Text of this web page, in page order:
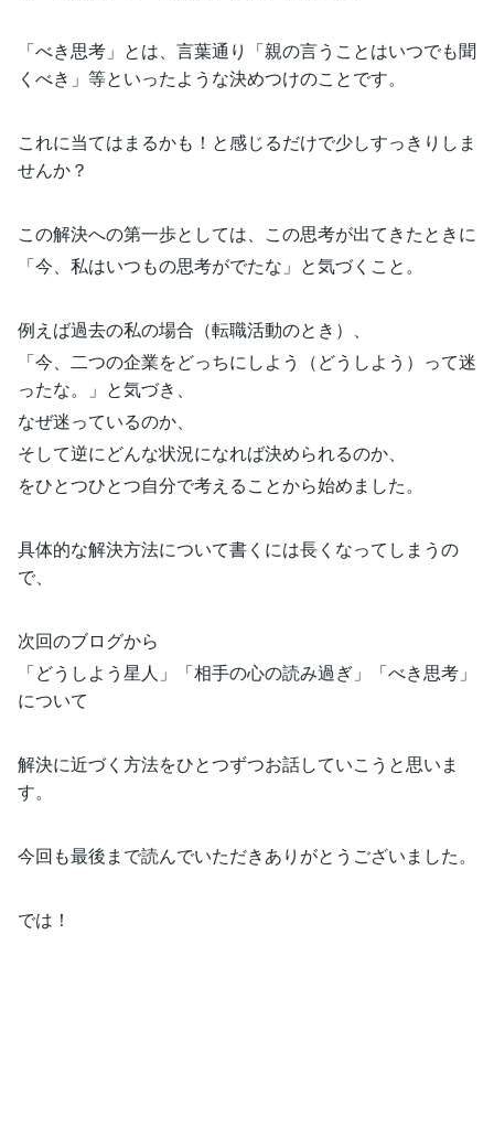
「べき思考」とは、言葉通り「親の言うことはいつでも聞
くべき」等といったような決めつけのことです。
これに当てはまるかも！と感じるだけで少しすっきりしま
せんか？
この解決への第一歩としては、この思考が出てきたときに
「今、私はいつもの思考がでたな」と気づくこと。
例えば過去の私の場合（転職活動のとき）、
「今、二つの企業をどっちにしよう（どうしよう）って迷
ったな。」と気づき、
なぜ迷っているのか、
そして逆にどんな状況になれば決められるのか、
をひとつひとつ自分で考えることから始めました。
具体的な解決方法について書くには長くなってしまうの
で、
次回のブログから
「どうしよう星人」「相手の心の読み過ぎ」「べき思考」
について
解決に近づく方法をひとつずつお話していこうと思いま
す。
今回も最後まで読んでいただきありがとうございました。
では！